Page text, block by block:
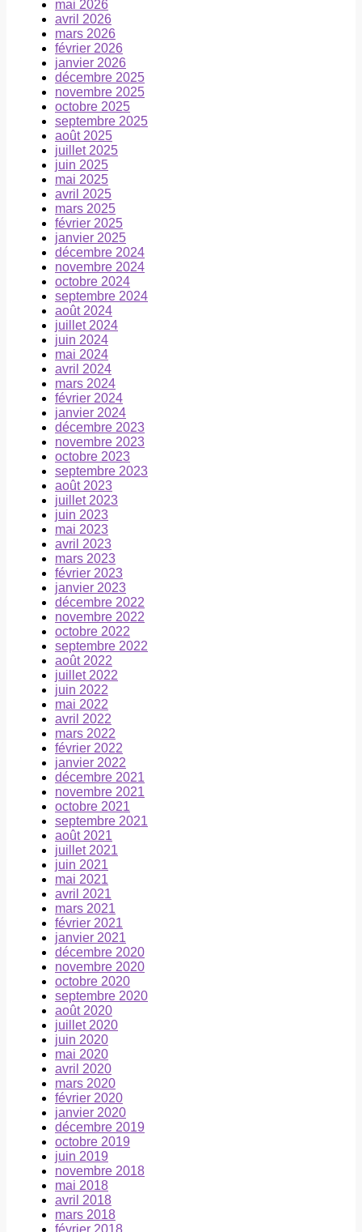
mai 2026
avril 2026
mars 2026
février 2026
janvier 2026
décembre 2025
novembre 2025
octobre 2025
septembre 2025
août 2025
juillet 2025
juin 2025
mai 2025
avril 2025
mars 2025
février 2025
janvier 2025
décembre 2024
novembre 2024
octobre 2024
septembre 2024
août 2024
juillet 2024
juin 2024
mai 2024
avril 2024
mars 2024
février 2024
janvier 2024
décembre 2023
novembre 2023
octobre 2023
septembre 2023
août 2023
juillet 2023
juin 2023
mai 2023
avril 2023
mars 2023
février 2023
janvier 2023
décembre 2022
novembre 2022
octobre 2022
septembre 2022
août 2022
juillet 2022
juin 2022
mai 2022
avril 2022
mars 2022
février 2022
janvier 2022
décembre 2021
novembre 2021
octobre 2021
septembre 2021
août 2021
juillet 2021
juin 2021
mai 2021
avril 2021
mars 2021
février 2021
janvier 2021
décembre 2020
novembre 2020
octobre 2020
septembre 2020
août 2020
juillet 2020
juin 2020
mai 2020
avril 2020
mars 2020
février 2020
janvier 2020
décembre 2019
octobre 2019
juin 2019
novembre 2018
mai 2018
avril 2018
mars 2018
février 2018